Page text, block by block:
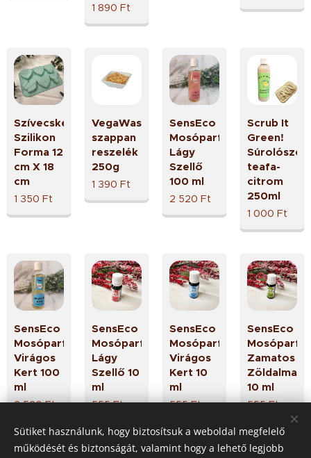
1 890 Ft
Szívecskés
Szilikon
Forma 12
cm X 18
cm
1 350 Ft
VegaWash
szappan
reszelék
250g
1 390 Ft
SensEco
Mosóparfüm
Lágy
Szellő
100 ml
2 520 Ft
Scrub It
Green!
Súrolószer
teafa-
citrom
250ml
1 000 Ft
SensEco
Mosóparfüm
Virágos
Kert 100
ml
2 520Ft
SensEco
Mosóparfüm
Lágy
Szellő 10
ml
555Ft
SensEco
Mosóparfüm
Virágos
Kert 10
ml
555Ft
SensEco
Zamatos
Zöldalma
10 ml
555Ft
Következő
Sütiket használunk, hogy biztosítsuk a weboldal megfelelő
működését és biztonságát, valamint hogy a lehető legjobb